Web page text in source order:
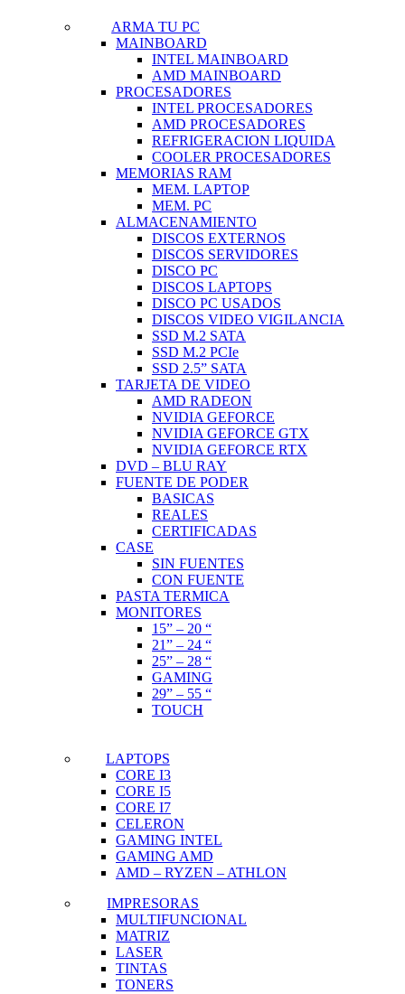
ARMA TU PC
MAINBOARD
INTEL MAINBOARD
AMD MAINBOARD
PROCESADORES
INTEL PROCESADORES
AMD PROCESADORES
REFRIGERACION LIQUIDA
COOLER PROCESADORES
MEMORIAS RAM
MEM. LAPTOP
MEM. PC
ALMACENAMIENTO
DISCOS EXTERNOS
DISCOS SERVIDORES
DISCO PC
DISCOS LAPTOPS
DISCO PC USADOS
DISCOS VIDEO VIGILANCIA
SSD M.2 SATA
SSD M.2 PCIe
SSD 2.5” SATA
TARJETA DE VIDEO
AMD RADEON
NVIDIA GEFORCE
NVIDIA GEFORCE GTX
NVIDIA GEFORCE RTX
DVD – BLU RAY
FUENTE DE PODER
BASICAS
REALES
CERTIFICADAS
CASE
SIN FUENTES
CON FUENTE
PASTA TERMICA
MONITORES
15” – 20 “
21” – 24 “
25” – 28 “
GAMING
29” – 55 “
TOUCH
LAPTOPS
CORE I3
CORE I5
CORE I7
CELERON
GAMING INTEL
GAMING AMD
AMD – RYZEN – ATHLON
IMPRESORAS
MULTIFUNCIONAL
MATRIZ
LASER
TINTAS
TONERS